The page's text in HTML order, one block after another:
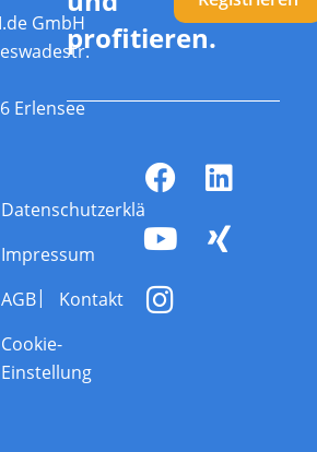
GmbH
Erlensee
profitieren.
Datenschutzerklärung
Impressum
AGB
Kontakt
Cookie-
Einstellung